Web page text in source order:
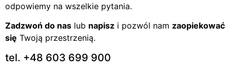
odpowiemy na wszelkie pytania.
Zadzwoń do nas lub napisz i pozwól nam zaopiekować
się Twoją przestrzenią.
tel. +48 603 699 900